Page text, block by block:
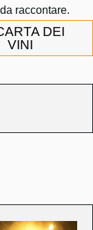
raccontare.
DEI
VINI